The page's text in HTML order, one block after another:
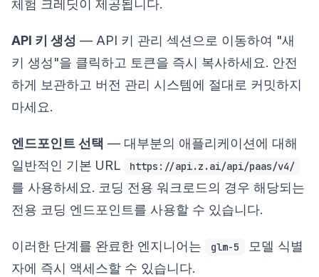
체험 크레딧이 제공됩니다.
API 키 생성 — API 키 관리 섹션으로 이동하여 "새
키 생성"을 클릭하고 토큰을 즉시 복사하세요. 안전
하게 보관하고 버전 관리 시스템에 절대로 커밋하지
마세요.
엔드포인트 선택 — 대부분의 애플리케이션에 대해
일반적인 기본 URL
https://api.z.ai/api/paas/v4/
를 사용하세요. 코딩 전용 워크로드의 경우 해당되는
전용 코딩 엔드포인트를 사용할 수 있습니다.
이러한 단계를 완료한 엔지니어는 glm-5
모델 식별
자에 즉시 액세스할 수 있습니다.